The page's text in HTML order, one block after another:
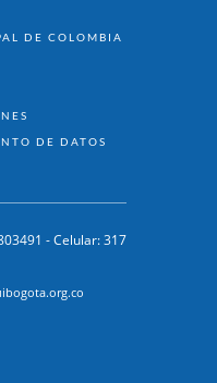
DE COLOMBIA
DE DATOS
- Celular: 317